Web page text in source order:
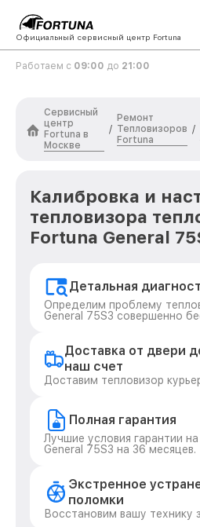
Официальный сервисный центр Fortuna
Работаем с 09:00 до 21:00
Сервисный
центр
Fortuna в
Москве
/
Ремонт
Тепловизоров
Fortuna
/
Калибровка и
тепловизора
Fortuna General
Детальная
Определим проблему
General 75S3 совершенно
Доставка от двери
наш счет
Доставим тепловизор
Полная гарантия
Лучшие условия гарантии
General 75S3 на 36 месяцев.
Экстренное
поломки
Восстановим вашу технику